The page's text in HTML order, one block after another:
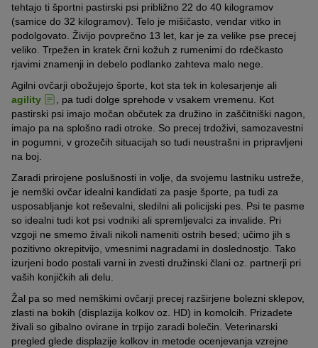
tehtajo ti športni pastirski psi približno 22 do 40 kilogramov
(samice do 32 kilogramov). Telo je mišičasto, vendar vitko in
podolgovato. Živijo povprečno 13 let, kar je za velike pse precej
veliko. Trpežen in kratek črni kožuh z rumenimi do rdečkasto
rjavimi znamenji in debelo podlanko zahteva malo nege.
Agilni ovčarji obožujejo športe, kot sta tek in kolesarjenje ali
agility
, pa tudi dolge sprehode v vsakem vremenu. Kot
pastirski psi imajo močan občutek za družino in zaščitniški nagon,
imajo pa na splošno radi otroke. So precej trdoživi, samozavestni
in pogumni, v grozečih situacijah so tudi neustrašni in pripravljeni
na boj.
Zaradi prirojene poslušnosti in volje, da svojemu lastniku ustreže,
je nemški ovčar idealni kandidati za pasje športe, pa tudi za
usposabljanje kot reševalni, sledilni ali policijski pes. Psi te pasme
so idealni tudi kot psi vodniki ali spremljevalci za invalide. Pri
vzgoji ne smemo živali nikoli nameniti ostrih besed; učimo jih s
pozitivno okrepitvijo, vmesnimi nagradami in doslednostjo. Tako
izurjeni bodo postali varni in zvesti družinski člani oz. partnerji pri
vaših konjičkih ali delu.
Žal pa so med nemškimi ovčarji precej razširjene bolezni sklepov,
zlasti na bokih (displazija kolkov oz. HD) in komolcih. Prizadete
živali so gibalno ovirane in trpijo zaradi bolečin. Veterinarski
pregled glede displazije kolkov in metode ocenjevanja vzrejne